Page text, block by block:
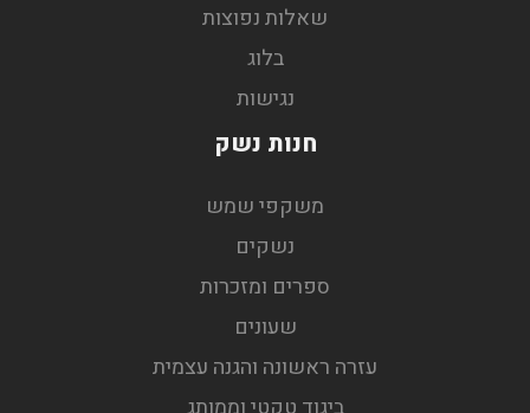
שאלות נפוצות
בלוג
נגישות
חנות נשק
משקפי שמש
נשקים
ספרים ומזכרות
שעונים
עזרה ראשונה והגנה עצמית